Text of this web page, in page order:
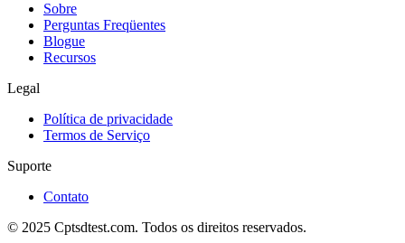
Sobre
Perguntas Freqüentes
Blogue
Recursos
Legal
Política de privacidade
Termos de Serviço
Suporte
Contato
© 2025 Cptsdtest.com. Todos os direitos reservados.